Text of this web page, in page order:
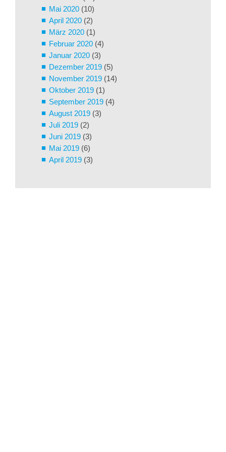
Mai 2020 (10)
April 2020 (2)
März 2020 (1)
Februar 2020 (4)
Januar 2020 (3)
Dezember 2019 (5)
November 2019 (14)
Oktober 2019 (1)
September 2019 (4)
August 2019 (3)
Juli 2019 (2)
Juni 2019 (3)
Mai 2019 (6)
April 2019 (3)